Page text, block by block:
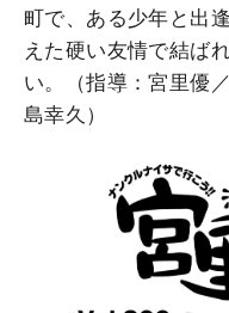
町で、ある少年と出
えた硬い友情で結ば
い。（指導：宮里優
島幸久）